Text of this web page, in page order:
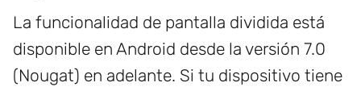
La funcionalidad de pantalla dividida está
disponible en Android desde la versión 7.0
(Nougat) en adelante. Si tu dispositivo tiene